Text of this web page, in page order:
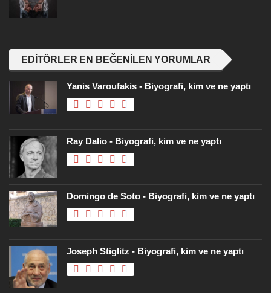
EDITÖRLER EN BEĞENILEN YORUMLAR
Yanis Varoufakis - Biyografi, kim ve ne yaptı
Ray Dalio - Biyografi, kim ve ne yaptı
Domingo de Soto - Biyografi, kim ve ne yaptı
Joseph Stiglitz - Biyografi, kim ve ne yaptı